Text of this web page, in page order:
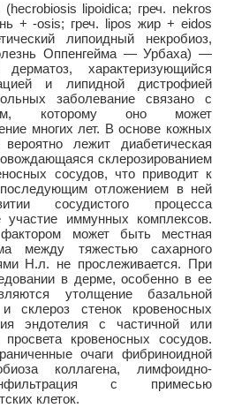
lipoidica; греч. nekros
+ -osis; греч. lipos жир + eidos
липоидный некробиоз,
Оппенгейма — Урбаха) —
характеризующийся
и липидной дистрофией
заболевание связано с
которому оно может
многих лет. В основе кожных
лежит диабетическая
склерозированием
сосудов, что приводит к
отложением в ней
сосудистого процесса
участие иммунных комплексов.
может быть местная
между тяжестью сахарного
Н.л. не прослеживается. При
в дерме, особенно в ее
утолщение базальной
склероз стенок кровеносных
эндотелия с частичной или
кровеносных сосудов.
очаги фибриноидной
коллагена, лимфоидно-
с примесью
клеток.